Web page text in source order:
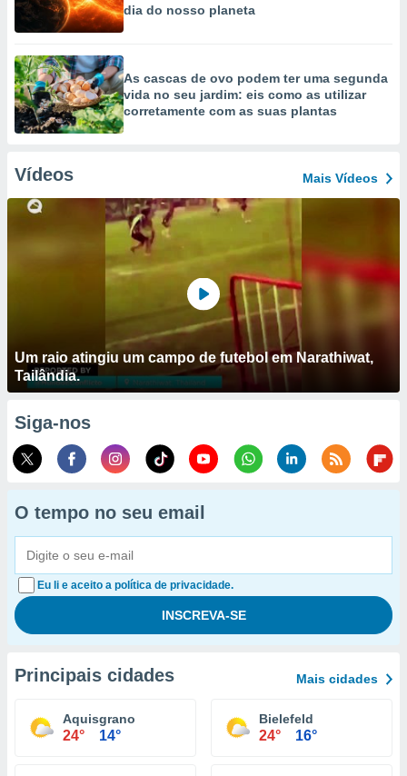
dia do nosso planeta
As cascas de ovo podem ter uma segunda
vida no seu jardim: eis como as utilizar
corretamente com as suas plantas
Vídeos Mais Vídeos
Um raio atingiu um campo de futebol em Narathiwat,
Tailândia.
Siga-nos
O tempo no seu email
Eu li e aceito a política de privacidade.
Principais cidades Mais cidades
Aquisgrano
24° 14°
Bielefeld
24° 16°